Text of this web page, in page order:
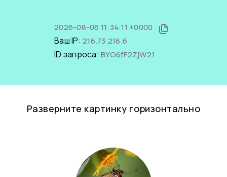
2026-08-06 11:34:11 +0000
Ваш IP: 216.73.216.6
ID запроса: BYO6fF2ZjW21
Разверните картинку горизонтально